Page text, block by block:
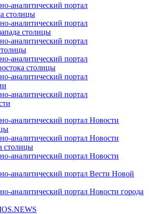
аналитический портал
столицы
аналитический портал
столицы
аналитический портал
аналитический портал
столицы
аналитический портал
аналитический портал
аналитический портал Новости
аналитический портал Новости
столицы
аналитический портал Новости
аналитический портал Вести Новой
аналитический портал Новости города